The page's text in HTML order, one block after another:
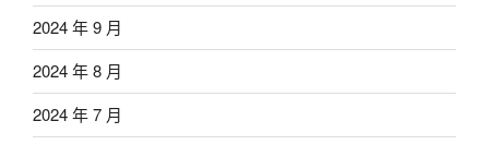
2024 年 9 月
2024 年 8 月
2024 年 7 月